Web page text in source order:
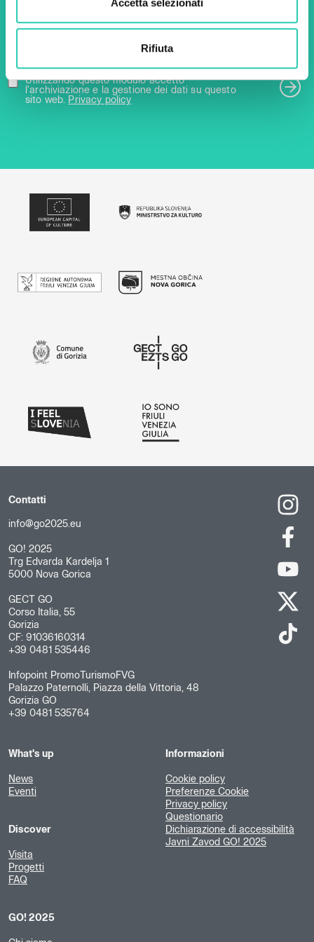
Rifiuta
Utilizzando questo modulo accetto
l'archiviazione e la gestione dei dati su questo
sito web. Privacy policy
Contatti
info@go2025.eu
GO! 2025
Trg Edvarda Kardelja 1
5000 Nova Gorica
GECT GO
Corso Italia, 55
Gorizia
CF: 91036160314
+39 0481 535446
Infopoint PromoTurismoFVG
Palazzo Paternolli, Piazza della Vittoria, 48
Gorizia GO
+39 0481 535764
What's up
News
Eventi
Discover
Visita
Progetti
FAQ
GO! 2025
Informazioni
Cookie policy
Preferenze Cookie
Privacy policy
Questionario
Dichiarazione di accessibilità
Javni Zavod GO! 2025